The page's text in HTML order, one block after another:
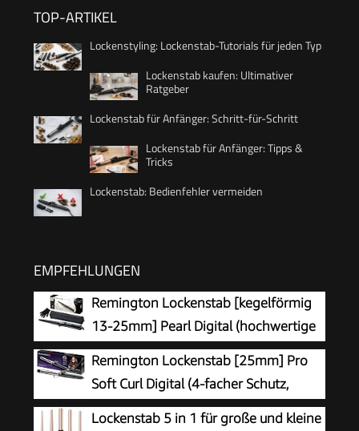
TOP-ARTIKEL
Lockenstyling: Lockenstab-Tutorials für jeden Typ
Lockenstab kaufen: Ultimativer
Ratgeber
Lockenstab für Anfänger: Schritt-für-Schritt
Lockenstab für Anfänger: Tipps &
Tricks
Lockenstab: Bedienfehler vermeiden
EMPFEHLUNGEN
Remington Lockenstab [kegelförmig
13-25mm] Pearl Digital (hochwertige
Keramikbeschichtung mit echten
Perlen) LCD-Display 130-210°C,
Hitzehandschuh, natürliche Locken, Spirallocken
& Beach Waves, CI951
Remington Lockenstab [25mm] Pro
Soft Curl Digital (4-facher Schutz,
antistatische Keramik-Turmalin-Beschichtung) -
Lockenstab 5 in 1 für große und kleine